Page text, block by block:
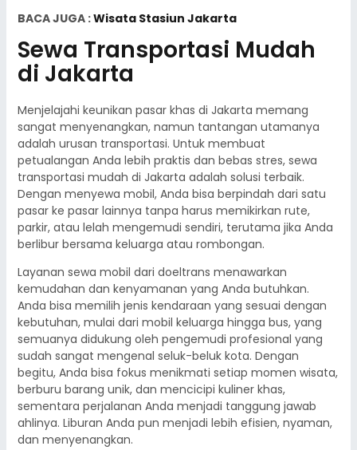
BACA JUGA :Wisata Stasiun Jakarta
Sewa Transportasi Mudah
di Jakarta
Menjelajahi keunikan pasar khas di Jakarta memang
sangat menyenangkan, namun tantangan utamanya
adalah urusan transportasi. Untuk membuat
petualangan Anda lebih praktis dan bebas stres, sewa
transportasi mudah di Jakarta adalah solusi terbaik.
Dengan menyewa mobil, Anda bisa berpindah dari satu
pasar ke pasar lainnya tanpa harus memikirkan rute,
parkir, atau lelah mengemudi sendiri, terutama jika Anda
berlibur bersama keluarga atau rombongan.
Layanan sewa mobil dari doeltrans menawarkan
kemudahan dan kenyamanan yang Anda butuhkan.
Anda bisa memilih jenis kendaraan yang sesuai dengan
kebutuhan, mulai dari mobil keluarga hingga bus, yang
semuanya didukung oleh pengemudi profesional yang
sudah sangat mengenal seluk-beluk kota. Dengan
begitu, Anda bisa fokus menikmati setiap momen wisata,
berburu barang unik, dan mencicipi kuliner khas,
sementara perjalanan Anda menjadi tanggung jawab
ahlinya. Liburan Anda pun menjadi lebih efisien, nyaman,
dan menyenangkan.